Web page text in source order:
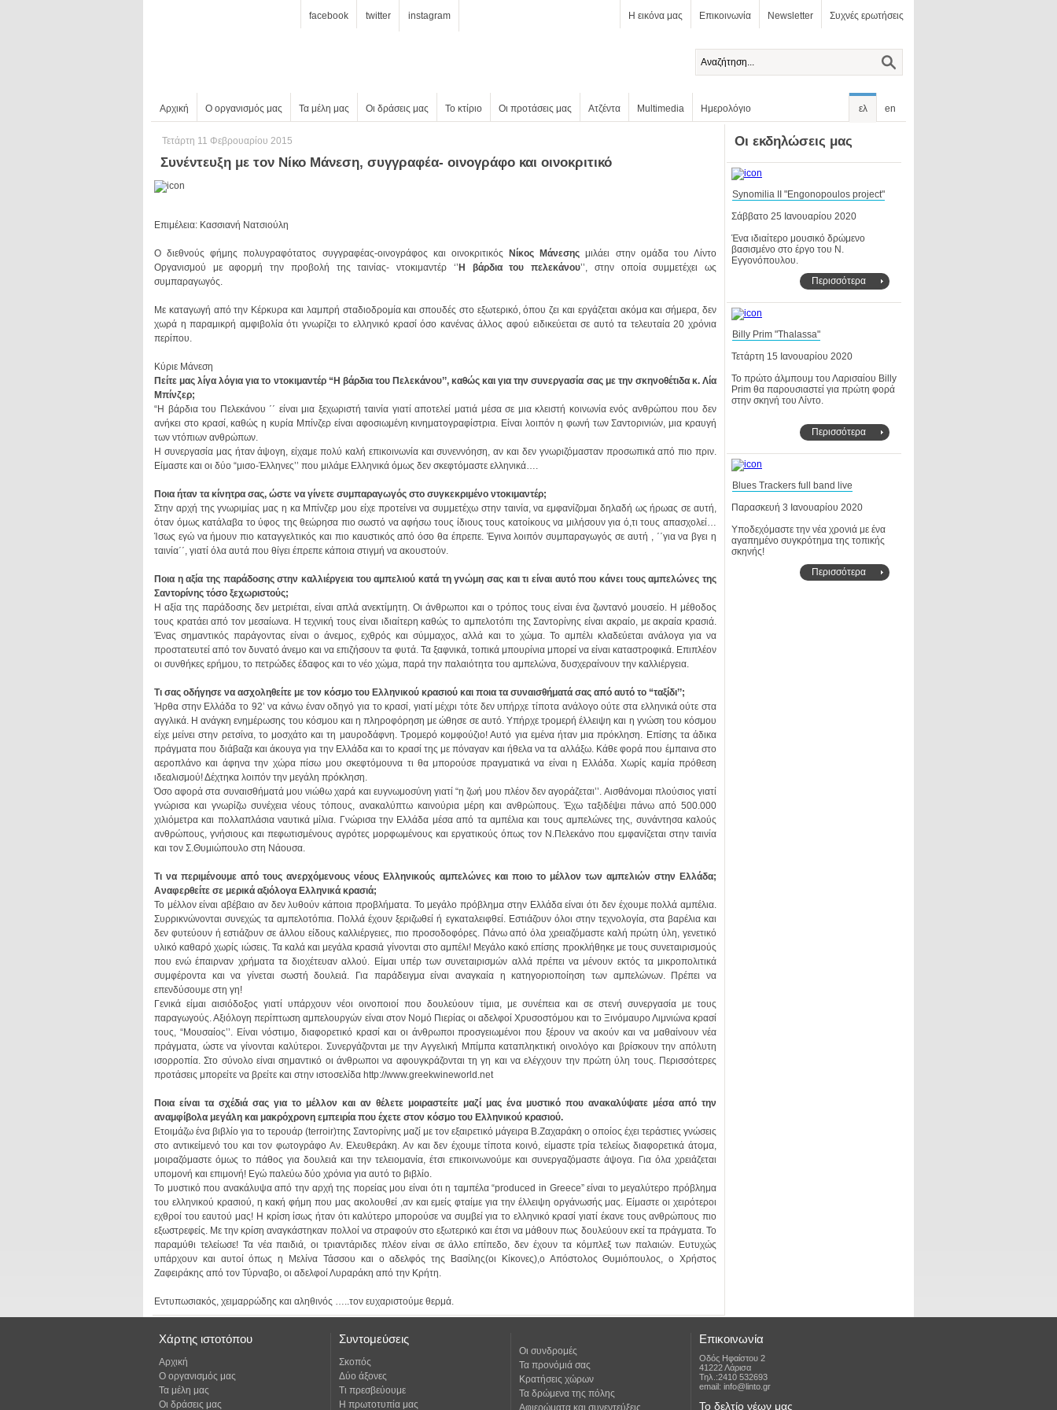
facebook twitter instagram Η εικόνα μας Επικοινωνία Newsletter Συχνές ερωτήσεις
Αρχική Ο οργανισμός μας Τα μέλη μας Οι δράσεις μας Το κτίριο Οι προτάσεις μας Ατζέντα Multimedia Ημερολόγιο ελ en
Τετάρτη 11 Φεβρουαρίου 2015
Συνέντευξη με τον Νίκο Μάνεση, συγγραφέα- οινογράφο και οινοκριτικό
Επιμέλεια: Κασσιανή Νατσιούλη
Ο διεθνούς φήμης πολυγραφότατος συγγραφέας-οινογράφος και οινοκριτικός
Νίκος Μάνεσης
Οργανισμού με αφορμή την προβολή της ταινίας- ντοκιμαντέρ ‘’ Η βάρδια του πελεκάνου
συμπαραγωγός.
περίπου.
Κύριε Μάνεση
Μπίνζερ;
των ντόπιων ανθρώπων.
Είμαστε και οι δύο “μισο-Έλληνες’’ που μιλάμε Ελληνικά όμως δεν σκεφτόμαστε ελληνικά….
Ποια ήταν τα κίνητρα σας, ώστε να γίνετε συμπαραγωγός στο συγκεκριμένο ντοκιμαντέρ;
ταινία΄΄, γιατί όλα αυτά που θίγει έπρεπε κάποια στιγμή να ακουστούν.
Σαντορίνης τόσο ξεχωριστούς;
οι συνθήκες ερήμου, το πετρώδες έδαφος και το νέο χώμα, παρά την παλαιότητα του αμπελώνα, δυσχεραίνουν την καλλιέργεια.
Τι σας οδήγησε να ασχοληθείτε με τον κόσμο του Ελληνικού κρασιού και ποια τα συναισθήματά σας από αυτό το “ταξίδι’’;
ιδεαλισμού! Δέχτηκα λοιπόν την μεγάλη πρόκληση.
και τον Σ.Θυμιώπουλο στη Νάουσα.
Αναφερθείτε σε μερικά αξιόλογα Ελληνικά κρασιά;
επενδύσουμε στη γη!
προτάσεις μπορείτε να βρείτε και στην ιστοσελίδα http://www.greekwineworld.net
αναμφίβολα μεγάλη και μακρόχρονη εμπειρία που έχετε στον κόσμο του Ελληνικού κρασιού.
υπομονή και επιμονή! Εγώ παλεύω δύο χρόνια για αυτό το βιβλίο.
Ζαφειράκης από τον Τύρναβο, οι αδελφοί Λυραράκη από την Κρήτη.
Εντυπωσιακός, χειμαρρώδης και αληθινός …..τον ευχαριστούμε θερμά.
Οι εκδηλώσεις μας
Synomilia II "Engonopoulos project"
Σάββατο 25 Ιανουαρίου 2020
Εγγονόπουλου.
Περισσότερα
Billy Prim "Thalassa"
Τετάρτη 15 Ιανουαρίου 2020
στην σκηνή του Λίντο.
Περισσότερα
Blues Trackers full band live
Παρασκευή 3 Ιανουαρίου 2020
σκηνής!
Περισσότερα
Χάρτης ιστοτόπου
Αρχική
Ο οργανισμός μας
Τα μέλη μας
Οι δράσεις μας
Συντομεύσεις
Σκοπός
Δύο άξονες
Τι πρεσβεύουμε
Η πρωτοτυπία μας
Οι συνδρομές
Τα προνόμιά σας
Κρατήσεις χώρων
Τα δρώμενα της πόλης
Αφιερώματα και συνεντεύξεις
Επικοινωνία
Οδός Ηφαίστου 2
41222 Λάρισα
Τηλ.:2410 532693
email: info@linto.gr
Το δελτίο νέων μας